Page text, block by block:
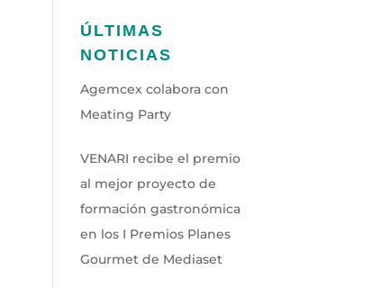
ÚLTIMAS
NOTICIAS
Agemcex colabora con
Meating Party
VENARI recibe el premio
al mejor proyecto de
formación gastronómica
en los I Premios Planes
Gourmet de Mediaset